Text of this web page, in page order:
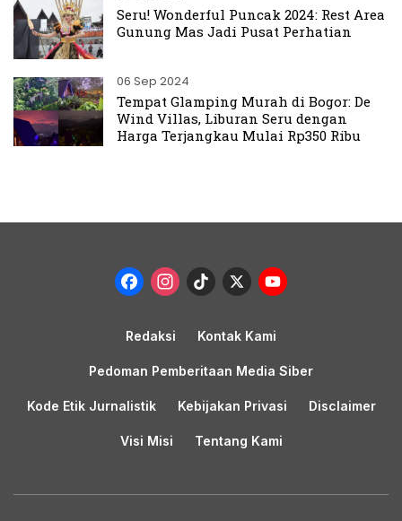
Seru! Wonderful Puncak 2024: Rest Area
Gunung Mas Jadi Pusat Perhatian
06 Sep 2024
Tempat Glamping Murah di Bogor: De
Wind Villas, Liburan Seru dengan
Harga Terjangkau Mulai Rp350 Ribu
Facebook
Instagram
TikTok
X
Redaksi Kontak Kami
Pedoman Pemberitaan Media Siber
Kode Etik Jurnalistik Kebijakan Privasi Disclaimer
Visi Misi Tentang Kami